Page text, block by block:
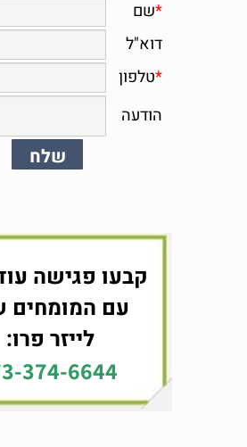
קבעו פגישה
עם המומחים
לייזר פרו:
374-6644